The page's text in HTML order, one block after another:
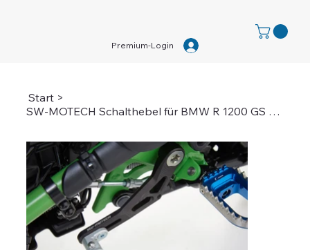
Premium-Login
Start >
SW-MOTECH Schalthebel für BMW R 1200 GS LC / R 1250 GS / Adventure